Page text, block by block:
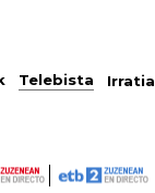
Telebista Irratia